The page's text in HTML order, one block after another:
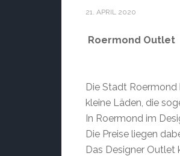
21. APRIL 2020
Roermond Outlet
Die Stadt
kleine Läden, die
In Roermond im
Die Preise liegen
Das Designer Outlet